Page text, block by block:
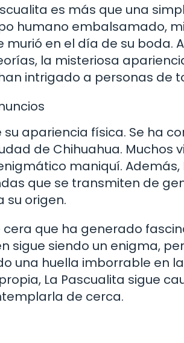
es más que una
humano embalsamado,
en el día de su boda.
la misteriosa
intrigado a personas de
apariencia física. Se ha
de Chihuahua. Muchos
maniquí. Además,
que se transmiten de
su origen.
cera que ha generado
sigue siendo un enigma,
una huella imborrable en
La Pascualita sigue
de cerca.